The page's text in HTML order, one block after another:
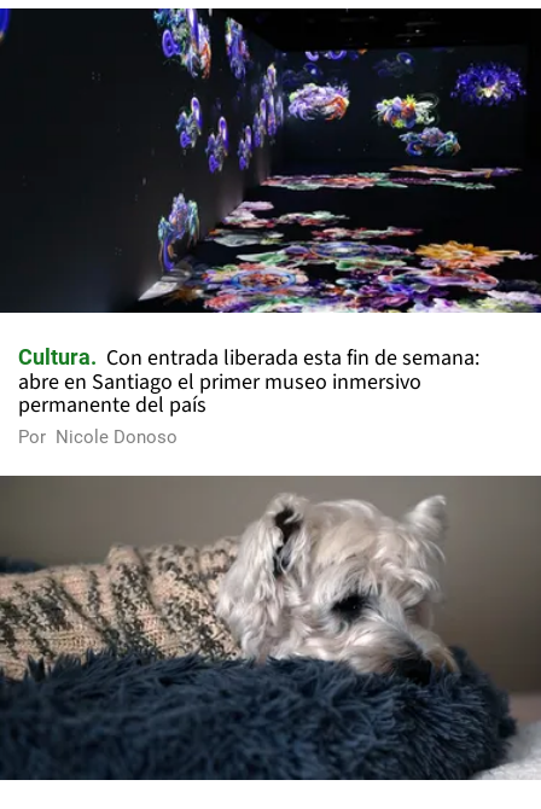
Cultura
Con entrada liberada esta fin de semana:
abre en Santiago el primer museo inmersivo
permanente del país
Por Nicole Donoso